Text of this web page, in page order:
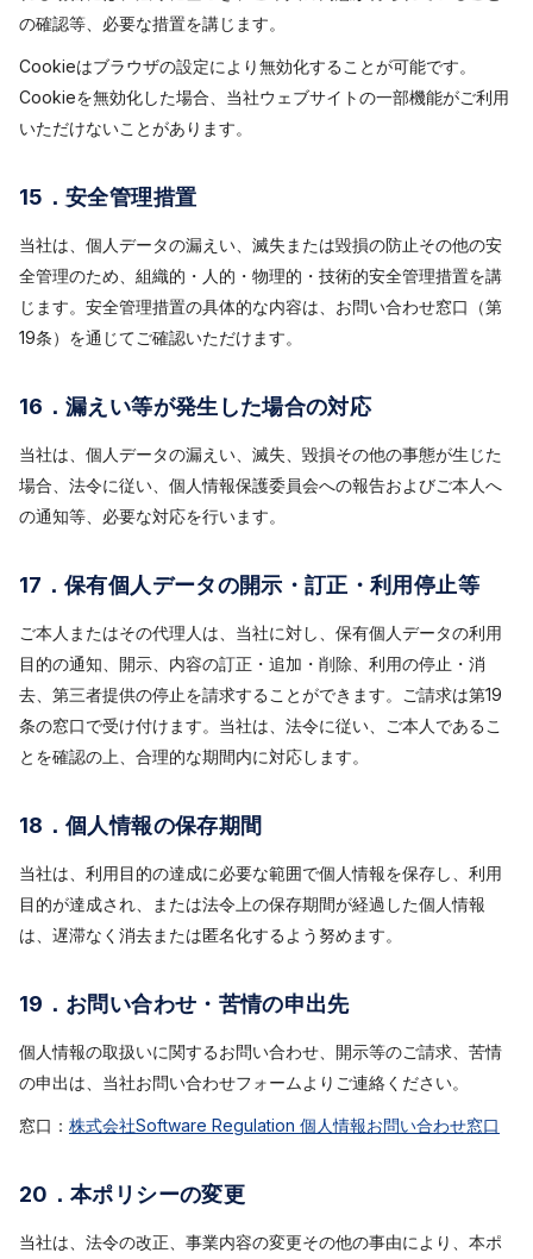
の確認等、必要な措置を講じます。
Cookieはブラウザの設定により無効化することが可能です。
Cookieを無効化した場合、当社ウェブサイトの一部機能がご利用
いただけないことがあります。
15．安全管理措置
当社は、個人データの漏えい、滅失または毀損の防止その他の安
全管理のため、組織的・人的・物理的・技術的安全管理措置を講
じます。安全管理措置の具体的な内容は、お問い合わせ窓口（第
19条）を通じてご確認いただけます。
16．漏えい等が発生した場合の対応
当社は、個人データの漏えい、滅失、毀損その他の事態が生じた
場合、法令に従い、個人情報保護委員会への報告およびご本人へ
の通知等、必要な対応を行います。
17．保有個人データの開示・訂正・利用停止等
ご本人またはその代理人は、当社に対し、保有個人データの利用
目的の通知、開示、内容の訂正・追加・削除、利用の停止・消
去、第三者提供の停止を請求することができます。ご請求は第19
条の窓口で受け付けます。当社は、法令に従い、ご本人であるこ
とを確認の上、合理的な期間内に対応します。
18．個人情報の保存期間
当社は、利用目的の達成に必要な範囲で個人情報を保存し、利用
目的が達成され、または法令上の保存期間が経過した個人情報
は、遅滞なく消去または匿名化するよう努めます。
19．お問い合わせ・苦情の申出先
個人情報の取扱いに関するお問い合わせ、開示等のご請求、苦情
の申出は、当社お問い合わせフォームよりご連絡ください。
窓口： 株式会社Software Regulation 個人情報お問い合わせ窓口
20．本ポリシーの変更
当社は、法令の改正、事業内容の変更その他の事由により、本ポ